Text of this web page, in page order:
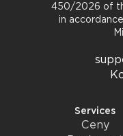
450/2026 of
in
Services
Ceny